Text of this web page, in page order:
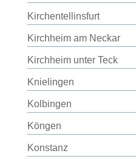
Kirchentellinsfurt
Kirchheim am Neckar
Kirchheim unter Teck
Knielingen
Kolbingen
Köngen
Konstanz